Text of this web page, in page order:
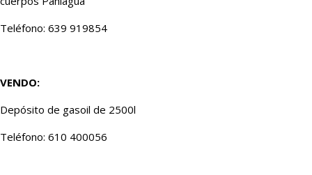
Teléfono: 639 919854
VENDO:
Depósito de gasoil de 2500l
Teléfono: 610 400056